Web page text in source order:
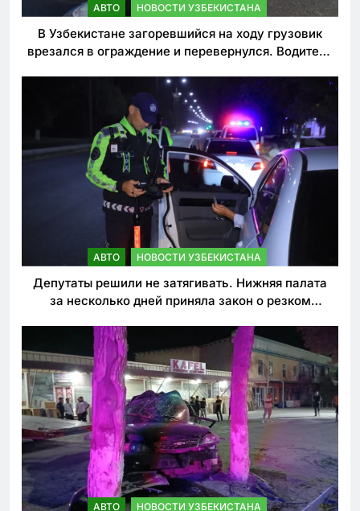
АВТО НОВОСТИ УЗБЕКИСТАНА
В Узбекистане загоревшийся на ходу грузовик
врезался в ограждение и перевернулся. Водитель
АВТО НОВОСТИ УЗБЕКИСТАНА
Депутаты решили не затягивать. Нижняя палата
за несколько дней приняла закон о резком
АВТО НОВОСТИ УЗБЕКИСТАНА